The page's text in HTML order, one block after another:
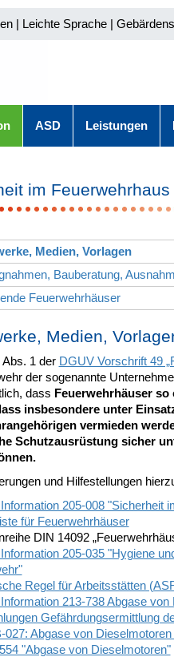
| Leichte Sprache |
ASD Leistungen
im Feuerwehrhaus
Medien, Vorlagen
Bauberatung,
Feuerwehrhäuser
Medien,
1 der DGUV Vorschrift 49
der sogenannte
dass Feuerwehrhäuser
insbesondere unter
vermieden
Schutzausrüstung sicher
und Hilfestellungen
205-008 "Sicherheit
für Feuerwehrhäuser
DIN 14092
205-035 "Hygiene
Regel für Arbeitsstätten
213-738 Abgase von
Gefährdungsermittlung
027: Abgase von
"Abgase von Dieselmotoren"